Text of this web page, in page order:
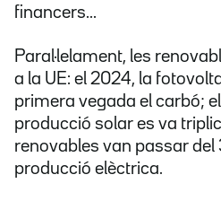
financers...
Paral·lelament, les
a la UE: el 2024, la
primera vegada el carbó;
producció solar es va
renovables van passar del
producció elèctrica.